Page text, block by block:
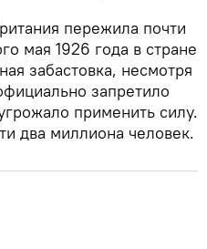
пережила почти
мая 1926 года в стране
забастовка, несмотря
запретило
применить силу.
два миллиона человек.